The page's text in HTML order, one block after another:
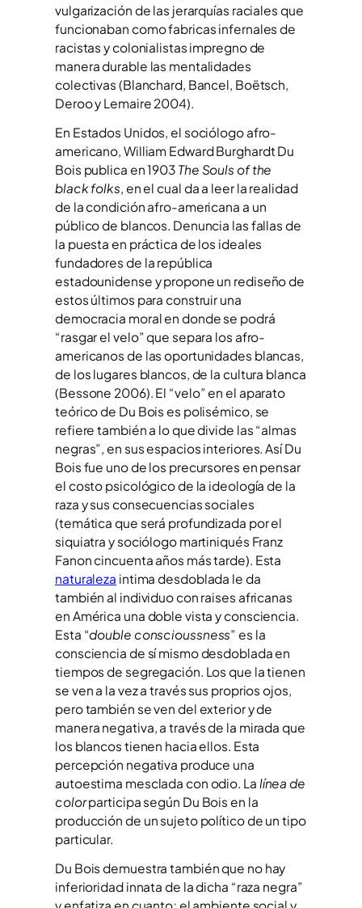
vulgarización de las jerarquías raciales que
funcionaban como fabricas infernales de
racistas y colonialistas impregno de
manera durable las mentalidades
colectivas (Blanchard, Bancel, Boëtsch,
Deroo y Lemaire 2004).
En Estados Unidos, el sociólogo afro-
americano, William Edward Burghardt Du
Bois publica en 1903 The Souls of the
black folks , en el cual da a leer la realidad
de la condición afro-americana a un
público de blancos. Denuncia las fallas de
la puesta en práctica de los ideales
fundadores de la república
estadounidense y propone un rediseño de
estos últimos para construir una
democracia moral en donde se podrá
“rasgar el velo” que separa los afro-
americanos de las oportunidades blancas,
de los lugares blancos, de la cultura blanca
(Bessone 2006). El “velo” en el aparato
teórico de Du Bois es polisémico, se
refiere también a lo que divide las “almas
negras”, en sus espacios interiores. Así Du
Bois fue uno de los precursores en pensar
el costo psicológico de la ideología de la
raza y sus consecuencias sociales
(temática que será profundizada por el
siquiatra y sociólogo martiniqués Franz
Fanon cincuenta años más tarde). Esta
naturaleza intima desdoblada le da
también al individuo con raises africanas
en América una doble vista y consciencia.
Esta “double conscioussness” es la
consciencia de sí mismo desdoblada en
tiempos de segregación. Los que la tienen
se ven a la vez a través sus proprios ojos,
pero también se ven del exterior y de
manera negativa, a través de la mirada que
los blancos tienen hacia ellos. Esta
percepción negativa produce una
autoestima mesclada con odio. La línea de
colorparticipa según Du Bois en la
producción de un sujeto político de un tipo
particular.
Du Bois demuestra también que no hay
inferioridad innata de la dicha “raza negra”
y enfatiza en cuanto; el ambiente social y